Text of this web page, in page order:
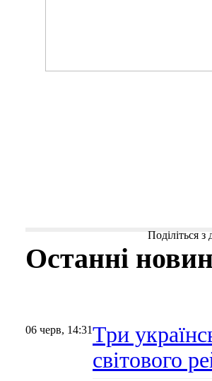
Поділіться
Останні
06 черв, 14:31Три
світового